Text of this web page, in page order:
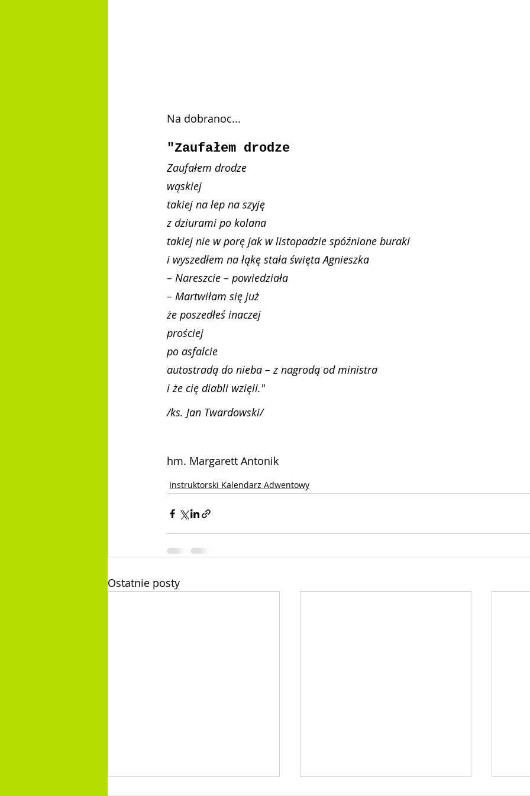
Na dobranoc...
"Za­ufa­łem dro­dze
Za­ufa­łem dro­dze
wą­skiej
ta­kiej na łep na szy­ję
z dziu­ra­mi po ko­la­na
ta­kiej nie w porę jak w li­sto­pa­dzie spóź­nio­ne bu­ra­ki
i wy­sze­dłem na łąkę sta­ła świę­ta Agniesz­ka
– Na­resz­cie – po­wie­dzia­ła
– Mar­twi­łam się już
że po­sze­dłeś ina­czej
pro­ściej
po as­fal­cie
au­to­stra­dą do nie­ba – z na­gro­dą od mi­ni­stra
i że cię dia­bli wzię­li."
/ks. Jan Twardowski/
hm. Margarett Antonik
Instruktorski Kalendarz Adwentowy
Ostatnie posty